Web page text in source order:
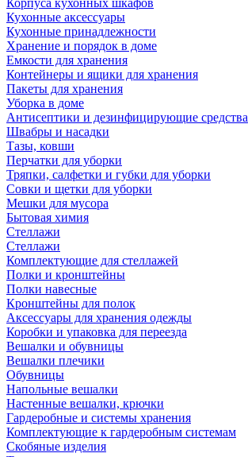
Корпуса кухонных шкафов
Кухонные аксессуары
Кухонные принадлежности
Хранение и порядок в доме
Емкости для хранения
Контейнеры и ящики для хранения
Пакеты для хранения
Уборка в доме
Антисептики и дезинфицирующие средства
Швабры и насадки
Тазы, ковши
Перчатки для уборки
Тряпки, салфетки и губки для уборки
Совки и щетки для уборки
Мешки для мусора
Бытовая химия
Стеллажи
Стеллажи
Комплектующие для стеллажей
Полки и кронштейны
Полки навесные
Кронштейны для полок
Аксессуары для хранения одежды
Коробки и упаковка для переезда
Вешалки и обувницы
Вешалки плечики
Обувницы
Напольные вешалки
Настенные вешалки, крючки
Гардеробные и системы хранения
Комплектующие к гардеробным системам
Скобяные изделия